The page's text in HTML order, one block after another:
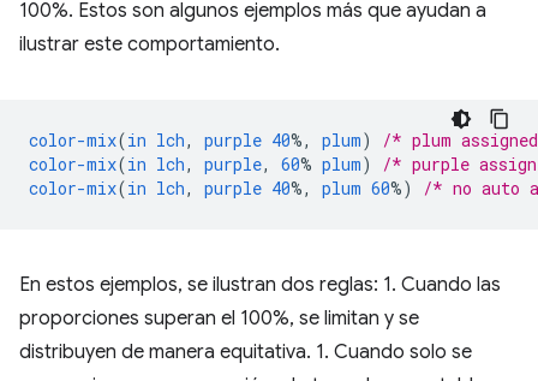
100%. Estos son algunos ejemplos más que ayudan a
ilustrar este comportamiento.
color-mix(in lch, purple 40%, plum)
/* plum
color-mix(in lch, purple, 60% plum)
/* purple
color-mix(in lch, purple 40%, plum 60%) /* no auto
En estos ejemplos, se ilustran dos reglas: 1. Cuando las
proporciones superan el 100%, se limitan y se
distribuyen de manera equitativa. 1. Cuando solo se